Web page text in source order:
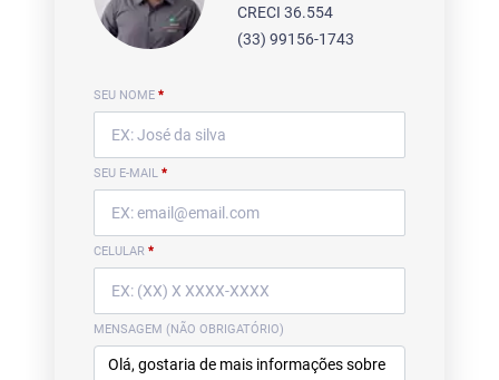
CRECI 36.554
(33) 99156-1743
SEU NOME *
SEU E-MAIL *
CELULAR *
MENSAGEM (NÃO OBRIGATÓRIO)